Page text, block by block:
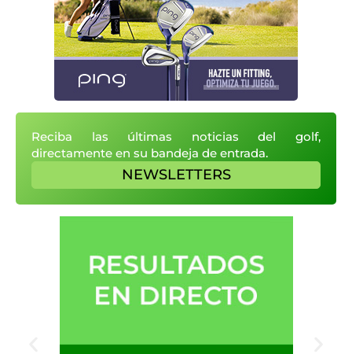
Reciba las últimas noticias del golf,
directamente en su bandeja de entrada.
NEWSLETTERS